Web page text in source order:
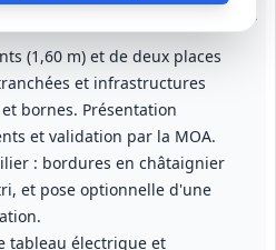
:
(1,60 m) et de deux places
et infrastructures
bornes. Présentation
et validation par la MOA.
: bordures en châtaignier
et pose optionnelle d'une
tableau électrique et